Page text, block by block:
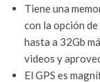
Tiene una
con la opción
hasta a 32Gb
videos y
El GPS es